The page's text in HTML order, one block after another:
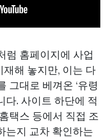
럼 홈페이지에 사업
해 놓지만, 이는 다
그대로 베껴온 ‘유령
다. 사이트 하단에 적
택스 등에서 직접 조
는지 교차 확인하는